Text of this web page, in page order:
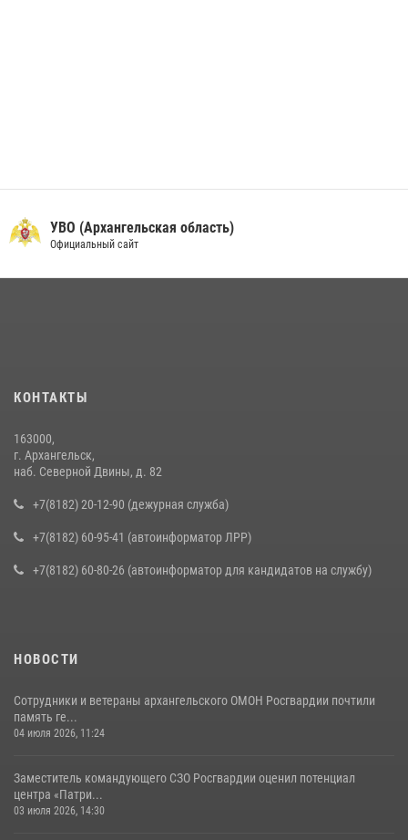
УВО (Архангельская область)
Официальный сайт
КОНТАКТЫ
163000,
г. Архангельск,
наб. Северной Двины, д. 82
+7(8182) 20-12-90 (дежурная служба)
+7(8182) 60-95-41 (автоинформатор ЛРР)
+7(8182) 60-80-26 (автоинформатор для кандидатов на службу)
НОВОСТИ
Сотрудники и ветераны архангельского ОМОН Росгвардии почтили
память ге...
04 июля 2026, 11:24
Заместитель командующего СЗО Росгвардии оценил потенциал
центра «Патри...
03 июля 2026, 14:30